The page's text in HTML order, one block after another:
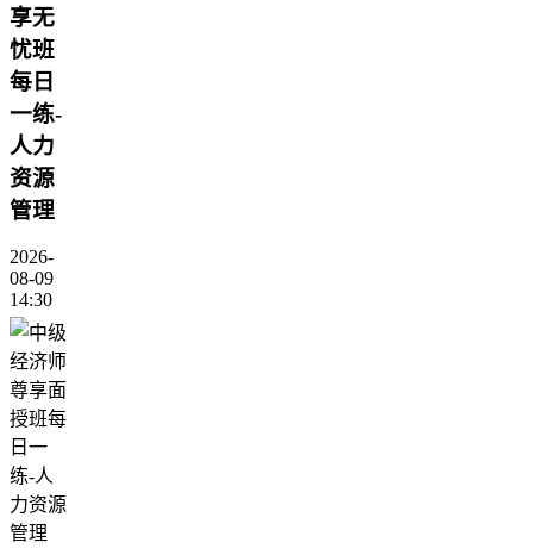
享无
忧班
每日
一练-
人力
资源
管理
2026-
08-09
14:30